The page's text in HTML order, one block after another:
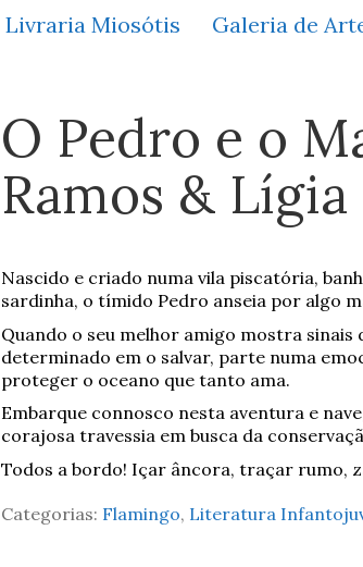
Livraria Miosótis Galeria de
O Pedro e o
Ramos &
Nascido e criado numa vila piscatória,
sardinha, o tímido Pedro anseia por algo
Quando o seu melhor amigo mostra sinais
determinado em o salvar, parte numa
proteger o oceano que tanto ama.
Embarque connosco nesta aventura e
corajosa travessia em busca da
Todos a bordo! Içar âncora, traçar rumo,
Categorias: Flamingo, Literatura